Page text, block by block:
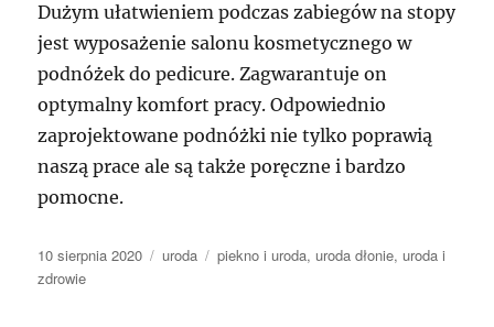
Dużym ułatwieniem podczas zabiegów na stopy
jest wyposażenie salonu kosmetycznego w
podnóżek do pedicure. Zagwarantuje on
optymalny komfort pracy. Odpowiednio
zaprojektowane podnóżki nie tylko poprawią
naszą prace ale są także poręczne i bardzo
pomocne.
Data
publikacji
10 sierpnia 2020 Kategorie
uroda Tagi
piekno i uroda, uroda dłonie, uroda i
zdrowie